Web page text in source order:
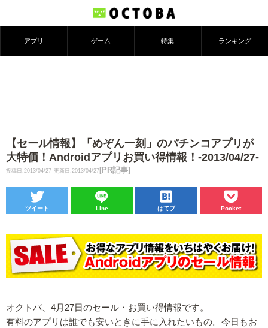
アプリ ゲーム 特集 ランキング
【セール情報】「めぞん一刻」のパチンコアプリが
大特価！Androidアプリお買い得情報！-2013/04/27-
投稿日:2013/04/27 更新日:2013/04/27 [PR記事]
ツイート Line はてブ Pocket
オクトバ、4月27日のセール・お買い得情報です。
有料のアプリは誰でも安いときに手に入れたいもの。今日もお